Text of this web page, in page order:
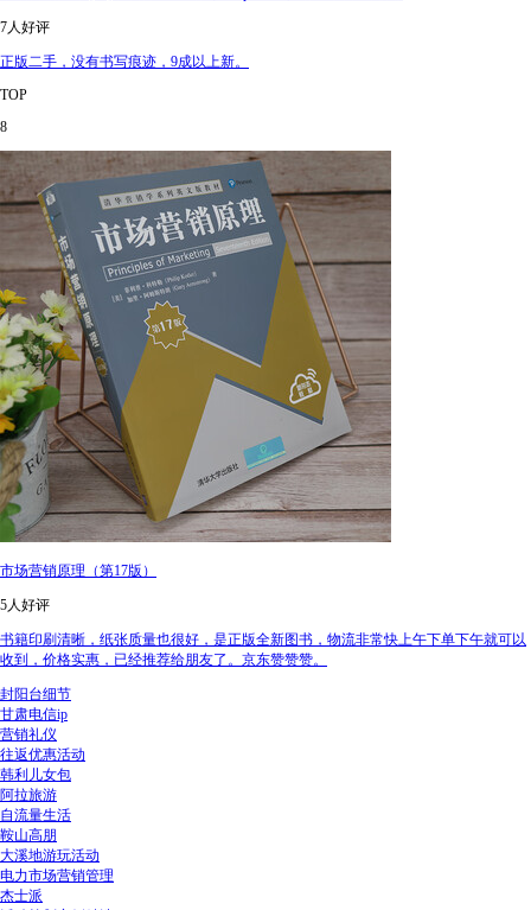
7人好评
正版二手，没有书写痕迹，9成以上新。
TOP
8
市场营销原理（第17版）
5人好评
书籍印刷清晰，纸张质量也很好，是正版全新图书，物流非常快上午下单下午就可以
收到，价格实惠，已经推荐给朋友了。京东赞赞赞。
封阳台细节
甘肃电信ip
营销礼仪
往返优惠活动
韩利儿女包
阿拉旅游
自流量生活
鞍山高朋
大溪地游玩活动
电力市场营销管理
杰士派